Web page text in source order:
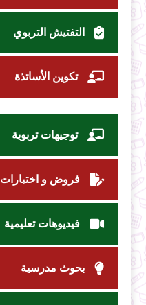
التفتيش التربوي
تكوين الأساتذة
توجيهات تربوية
فروض و اختبارات
فيديوهات تعليمية
بحوث مدرسية